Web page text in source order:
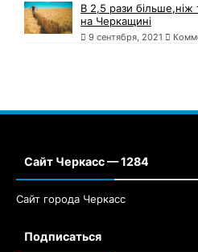
В 2,5 рази більше,ніж
на Черкащині
9 сентября, 2021
Сайт Черкасс — 1284
Сайт города Черкасс
Подписаться